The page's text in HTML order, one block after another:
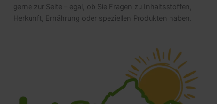
gerne zur Seite – egal, ob Sie Fragen zu Inhaltsstoffen,
Herkunft, Ernährung oder speziellen Produkten haben.